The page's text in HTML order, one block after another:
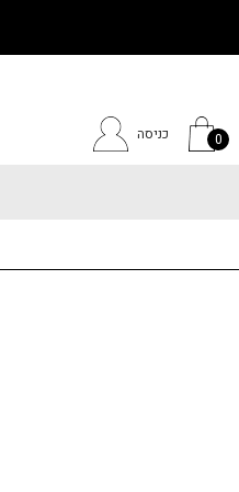
0 כניסה